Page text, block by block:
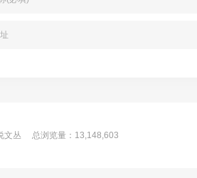
文丛 总浏览量：13,148,603